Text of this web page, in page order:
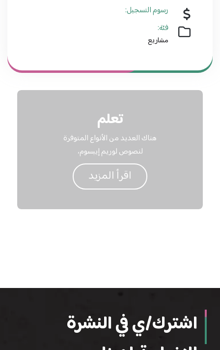
رسوم التسجيل:
فئة:
مشاريع
تعلم
هناك العديد من الأنواع المتوفرة
لنصوص لوريم إيبسوم،
اقرأ المزيد
اشترك/ي في النشرة